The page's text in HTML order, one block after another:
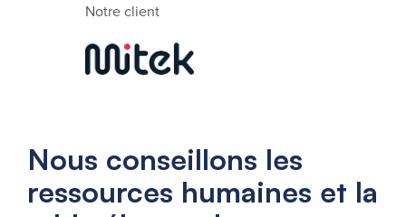
Notre client
Nous conseillons les
ressources humaines et la